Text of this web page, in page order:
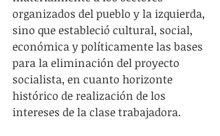
organizados del pueblo y la izquierda,
sino que estableció cultural, social,
económica y políticamente las bases
para la eliminación del proyecto
socialista, en cuanto horizonte
histórico de realización de los
intereses de la clase trabajadora.